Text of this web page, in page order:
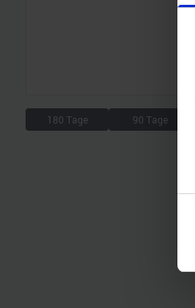
180 Tage 90 Tage